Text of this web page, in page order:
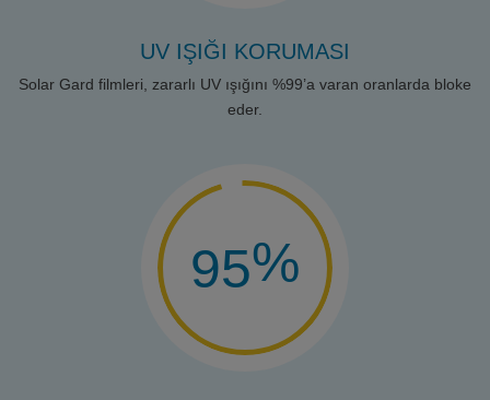
UV IŞIĞI KORUMASI
Solar Gard filmleri, zararlı UV ışığını %99’a varan oranlarda bloke
eder.
95%